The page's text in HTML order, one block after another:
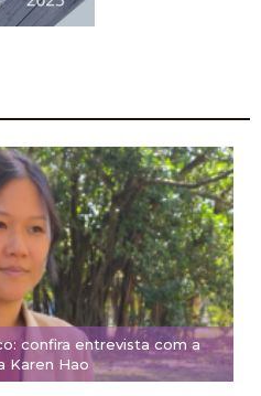
confira entrevista com a
Karen Hao